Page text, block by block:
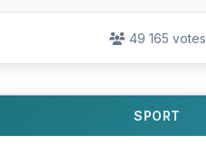
49 165 votes
SPORT